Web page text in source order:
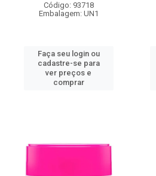
Código: 93718
Embalagem: UN1
Faça seu login ou
cadastre-se para
ver preços e
comprar